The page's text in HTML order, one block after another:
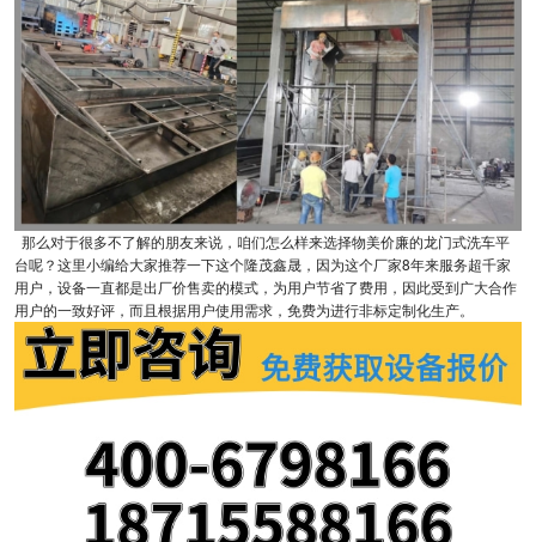
那么对于很多不了解的朋友来说，咱们怎么样来选择物美价廉的龙门式洗车平
台呢？这里小编给大家推荐一下这个隆茂鑫晟，因为这个厂家8年来服务超千家
用户，设备一直都是出厂价售卖的模式，为用户节省了费用，因此受到广大合作
用户的一致好评，而且根据用户使用需求，免费为进行非标定制化生产。